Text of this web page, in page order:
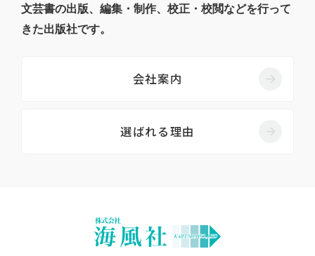
文芸書の出版、編集・制作、校正・校閲などを行って
きた出版社です。
会社案内
選ばれる理由